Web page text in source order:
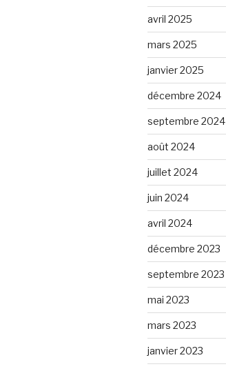
avril 2025
mars 2025
janvier 2025
décembre 2024
septembre 2024
août 2024
juillet 2024
juin 2024
avril 2024
décembre 2023
septembre 2023
mai 2023
mars 2023
janvier 2023